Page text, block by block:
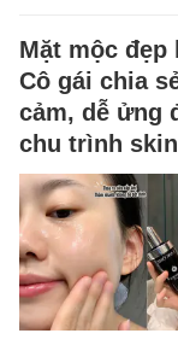
Mặt mộc đẹp
Cô gái chia
cảm, dễ ửng
chu trình